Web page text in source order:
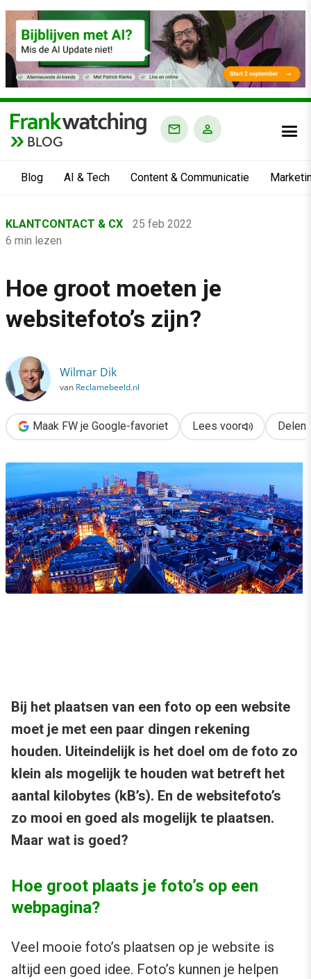
BLOG
Blog AI & Tech Content & Communicatie
›
Klantcontact & CX
›
KLANTCONTACT & CX
25 feb 2022
6 min lezen
Hoe groot moeten je
websitefoto’s zijn?
Wilmar Dik
van Reclamebeeld.nl
Maak FW je Google-favoriet Lees voor Delen
Bij het plaatsen van een foto op een website
moet je met een paar dingen rekening
houden. Uiteindelijk is het doel om de foto zo
klein als mogelijk te houden wat betreft het
aantal kilobytes (kB’s). En de websitefoto’s
zo mooi en goed als mogelijk te plaatsen.
Maar wat is goed?
Hoe groot plaats je foto’s op een
webpagina?
Veel mooie foto’s plaatsen op je website is
altijd een goed idee. Foto’s kunnen je helpen